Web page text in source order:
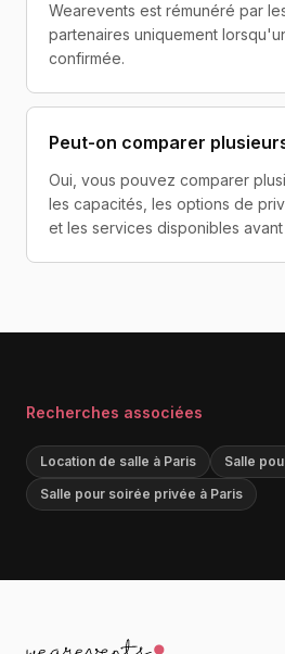
Wearevents est rémunéré par
partenaires uniquement
confirmée.
Peut-on comparer
Oui, vous pouvez comparer
les capacités, les options de
et les services disponibles
Recherches associées
Location de salle à Paris
Salle
Salle pour soirée privée à Paris